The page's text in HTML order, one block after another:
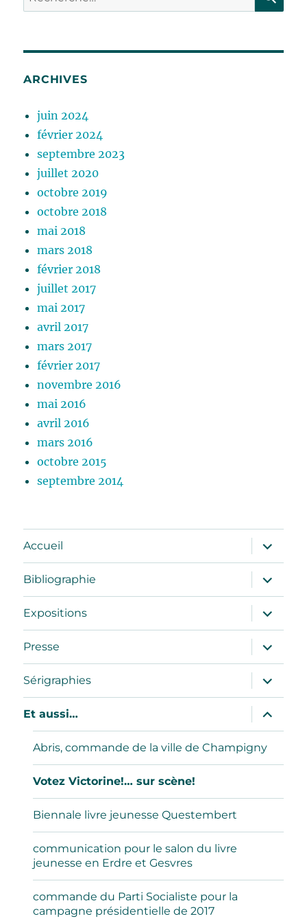
pour :
ARCHIVES
juin 2024
février 2024
septembre 2023
juillet 2020
octobre 2019
octobre 2018
mai 2018
mars 2018
février 2018
juillet 2017
mai 2017
avril 2017
mars 2017
février 2017
novembre 2016
mai 2016
avril 2016
mars 2016
octobre 2015
septembre 2014
Accueil
ouvrir
le
sous-
menu
Bibliographie
ouvrir
le
sous-
menu
Expositions
ouvrir
le
sous-
menu
Presse
ouvrir
le
sous-
menu
Sérigraphies
ouvrir
le
sous-
menu
Et aussi…
ouvrir
le
sous-
menu
Abris, commande de la ville de Champigny
Votez Victorine!… sur scène!
Biennale livre jeunesse Questembert
communication pour le salon du livre
jeunesse en Erdre et Gesvres
commande du Parti Socialiste pour la
campagne présidentielle de 2017